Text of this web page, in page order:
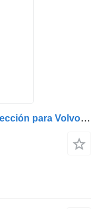
Coloană de direcție columna de dirección para Volvo 7420861244 / 7420805846 / 20805846 / 20861244 / 20808255 camión